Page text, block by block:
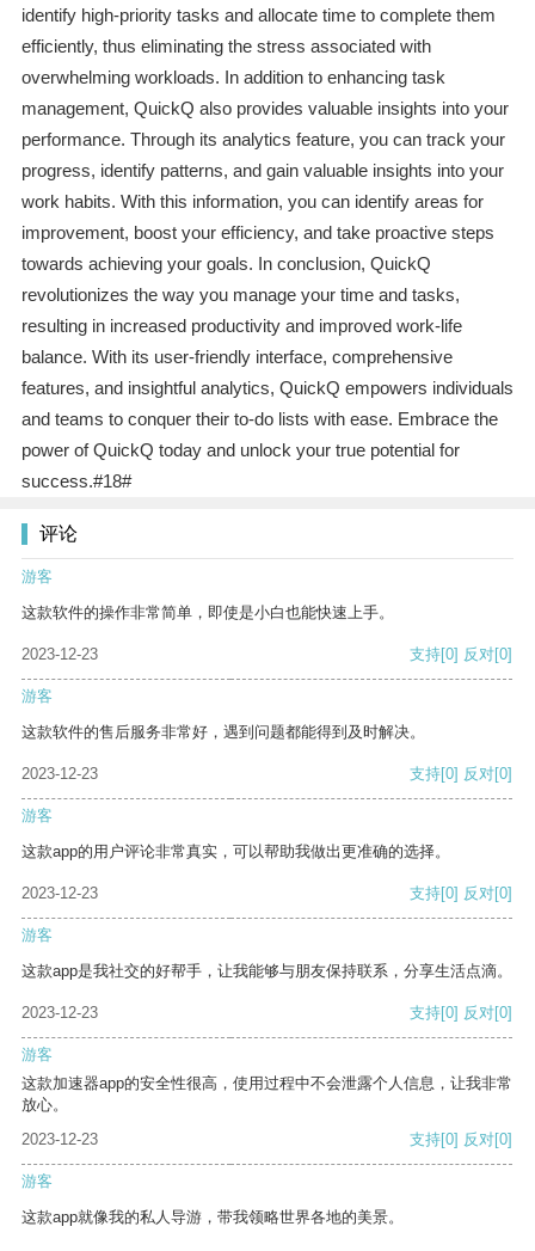
identify high-priority tasks and allocate time to complete them
efficiently, thus eliminating the stress associated with
overwhelming workloads. In addition to enhancing task
management, QuickQ also provides valuable insights into your
performance. Through its analytics feature, you can track your
progress, identify patterns, and gain valuable insights into your
work habits. With this information, you can identify areas for
improvement, boost your efficiency, and take proactive steps
towards achieving your goals. In conclusion, QuickQ
revolutionizes the way you manage your time and tasks,
resulting in increased productivity and improved work-life
balance. With its user-friendly interface, comprehensive
features, and insightful analytics, QuickQ empowers individuals
and teams to conquer their to-do lists with ease. Embrace the
power of QuickQ today and unlock your true potential for
success.#18#
评论
游客
这款软件的操作非常简单，即使是小白也能快速上手。
2023-12-23 支持[0] 反对[0]
游客
这款软件的售后服务非常好，遇到问题都能得到及时解决。
2023-12-23 支持[0] 反对[0]
游客
这款app的用户评论非常真实，可以帮助我做出更准确的选择。
2023-12-23 支持[0] 反对[0]
游客
这款app是我社交的好帮手，让我能够与朋友保持联系，分享生活点滴。
2023-12-23 支持[0] 反对[0]
游客
这款加速器app的安全性很高，使用过程中不会泄露个人信息，让我非常
放心。
2023-12-23
支持[0] 反对[0]
游客
这款app就像我的私人导游，带我领略世界各地的美景。